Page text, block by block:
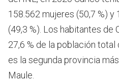
158.562 mujeres (50,7 %) y
(49,3 %). Los habitantes de
27,6 % de la población total
es la segunda provincia
Maule.